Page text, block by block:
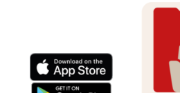
Το μήνυμά σας